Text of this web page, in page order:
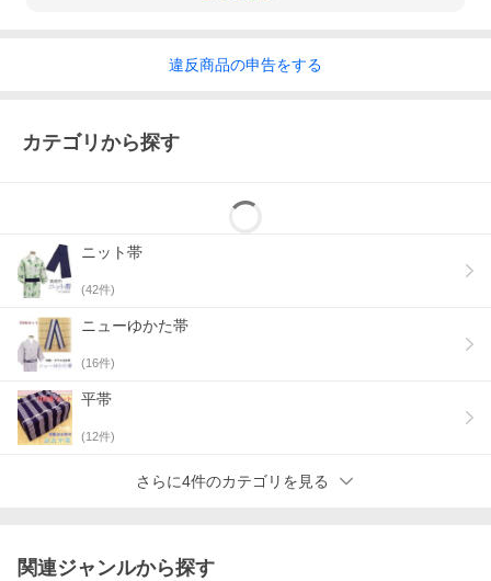
違反商品の申告をする
カテゴリから探す
ニット帯
(42件)
ニューゆかた帯
(16件)
平帯
(12件)
さらに4件のカテゴリを見る
関連ジャンルから探す